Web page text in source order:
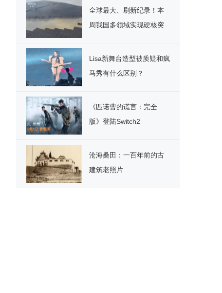
全球最大、刷新纪录！本
周我国多领域实现硬核突
Lisa新舞台造型被质疑和疯
马秀有什么区别？
《匹诺曹的谎言：完全
版》登陆Switch2
沧海桑田：一百年前的古
建筑老照片